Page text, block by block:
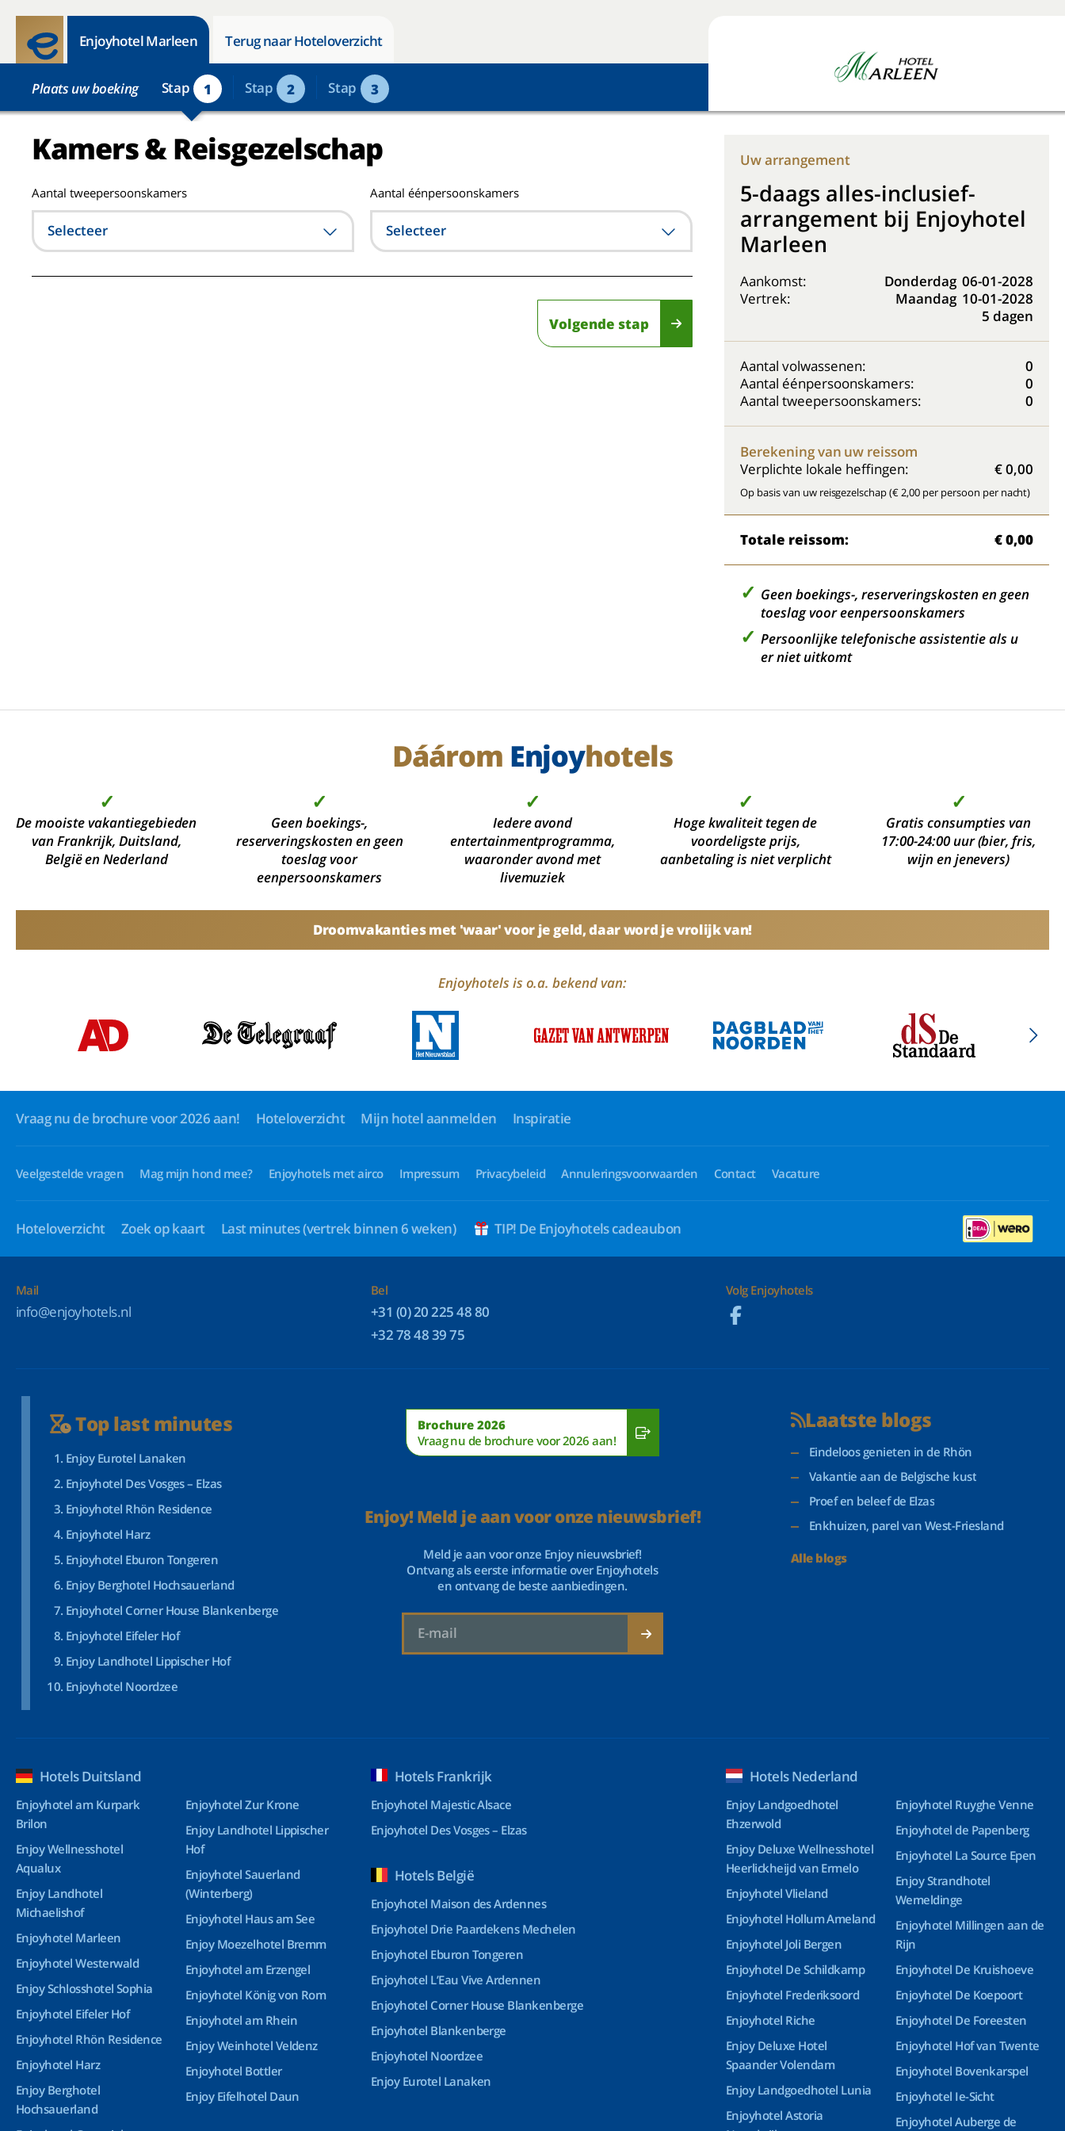
Enjoyhotel Marleen Terug naar Hoteloverzicht
Plaats uw boeking Stap 1 Stap 2 Stap 3
Kamers & Reisgezelschap
Aantal tweepersoonskamers
Selecteer
Aantal éénpersoonskamers
Selecteer
Volgende stap
Uw arrangement
5-daags alles-inclusief-
arrangement bij Enjoyhotel
Marleen
Aankomst: Donderdag 06-01-2028
Vertrek:
Maandag 10-01-2028
5 dagen
Aantal volwassenen:
0
Aantal éénpersoonskamers:
0
Aantal tweepersoonskamers:
0
Berekening van uw reissom
Verplichte lokale heffingen:
€ 0,00
Op basis van uw reisgezelschap (€ 2,00 per persoon per nacht)
Totale reissom: € 0,00
Geen boekings-, reserveringskosten en geen
toeslag voor eenpersoonskamers
Persoonlijke telefonische assistentie als u
er niet uitkomt
Dáárom Enjoyhotels
✓
De mooiste vakantiegebieden
van Frankrijk, Duitsland,
België en Nederland
✓
Geen boekings-,
reserveringskosten en geen
toeslag voor
eenpersoonskamers
✓
Iedere avond
entertainmentprogramma,
waaronder avond met
livemuziek
✓
Hoge kwaliteit tegen de
voordeligste prijs,
aanbetaling is niet verplicht
✓
Gratis consumpties van
17:00-24:00 uur (bier, fris,
wijn en jenevers)
Droomvakanties met 'waar' voor je geld, daar word je vrolijk van!
Enjoyhotels is o.a. bekend van:
Vraag nu de brochure voor 2026 aan! Hoteloverzicht Mijn hotel aanmelden Inspiratie
Veelgestelde vragen Mag mijn hond mee? Enjoyhotels met airco Impressum Privacybeleid Annuleringsvoorwaarden Contact Vacature
Hoteloverzicht Zoek op kaart Last minutes(vertrek binnen 6 weken) TIP! De Enjoyhotels cadeaubon
Mail
info@enjoyhotels.nl
Bel
+31 (0) 20 225 48 80
+32 78 48 39 75
Volg Enjoyhotels
Top last minutes
Enjoy Eurotel Lanaken
Enjoyhotel Des Vosges – Elzas
Enjoyhotel Rhön Residence
Enjoyhotel Harz
Enjoyhotel Eburon Tongeren
Enjoy Berghotel Hochsauerland
Enjoyhotel Corner House Blankenberge
Enjoyhotel Eifeler Hof
Enjoy Landhotel Lippischer Hof
Enjoyhotel Noordzee
Brochure 2026
Vraag nu de brochure voor 2026 aan!
Enjoy! Meld je aan voor onze nieuwsbrief!
Meld je aan voor onze Enjoy nieuwsbrief!
Ontvang als eerste informatie over Enjoyhotels
en ontvang de beste aanbiedingen.
Laatste blogs
Eindeloos genieten in de Rhön
Vakantie aan de Belgische kust
Proef en beleef de Elzas
Enkhuizen, parel van West-Friesland
Alle blogs
Hotels Duitsland
Enjoyhotel am Kurpark
Brilon
Enjoy Wellnesshotel
Aqualux
Enjoy Landhotel
Michaelishof
Enjoyhotel Marleen
Enjoyhotel Westerwald
Enjoy Schlosshotel Sophia
Enjoyhotel Eifeler Hof
Enjoyhotel Rhön Residence
Enjoyhotel Harz
Enjoy Berghotel
Hochsauerland
Enjoyhotel Zur Krone
Enjoy Landhotel Lippischer
Hof
Enjoyhotel Sauerland
(Winterberg)
Enjoyhotel Haus am See
Enjoy Moezelhotel Bremm
Enjoyhotel am Erzengel
Enjoyhotel König von Rom
Enjoyhotel am Rhein
Enjoy Weinhotel Veldenz
Enjoyhotel Bottler
Enjoy Eifelhotel Daun
Hotels Frankrijk
Enjoyhotel Majestic Alsace
Enjoyhotel Des Vosges – Elzas
Hotels België
Enjoyhotel Maison des Ardennes
Enjoyhotel Drie Paardekens Mechelen
Enjoyhotel Eburon Tongeren
Enjoyhotel L’Eau Vive Ardennen
Enjoyhotel Corner House Blankenberge
Enjoyhotel Blankenberge
Enjoyhotel Noordzee
Enjoy Eurotel Lanaken
Hotels Nederland
Enjoy Landgoedhotel
Ehzerwold
Enjoy Deluxe Wellnesshotel
Heerlickheijd van Ermelo
Enjoyhotel Vlieland
Enjoyhotel Hollum Ameland
Enjoyhotel Joli Bergen
Enjoyhotel De Schildkamp
Enjoyhotel Frederiksoord
Enjoyhotel Riche
Enjoy Deluxe Hotel
Spaander Volendam
Enjoy Landgoedhotel Lunia
Enjoyhotel Astoria
Enjoyhotel Ruyghe Venne
Enjoyhotel de Papenberg
Enjoyhotel La Source Epen
Enjoy Strandhotel
Wemeldinge
Enjoyhotel Millingen aan de
Rijn
Enjoyhotel De Kruishoeve
Enjoyhotel De Koepoort
Enjoyhotel De Foreesten
Enjoyhotel Hof van Twente
Enjoyhotel Bovenkarspel
Enjoyhotel Ie-Sicht
Enjoyhotel Auberge de